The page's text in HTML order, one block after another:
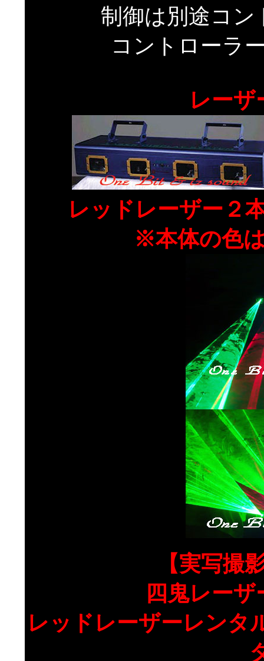
制御は別途コン
コントローラ
レーザ
レッドレーザー２
※本体の色
【実写撮
四鬼レー
レッドレーザーレンタ